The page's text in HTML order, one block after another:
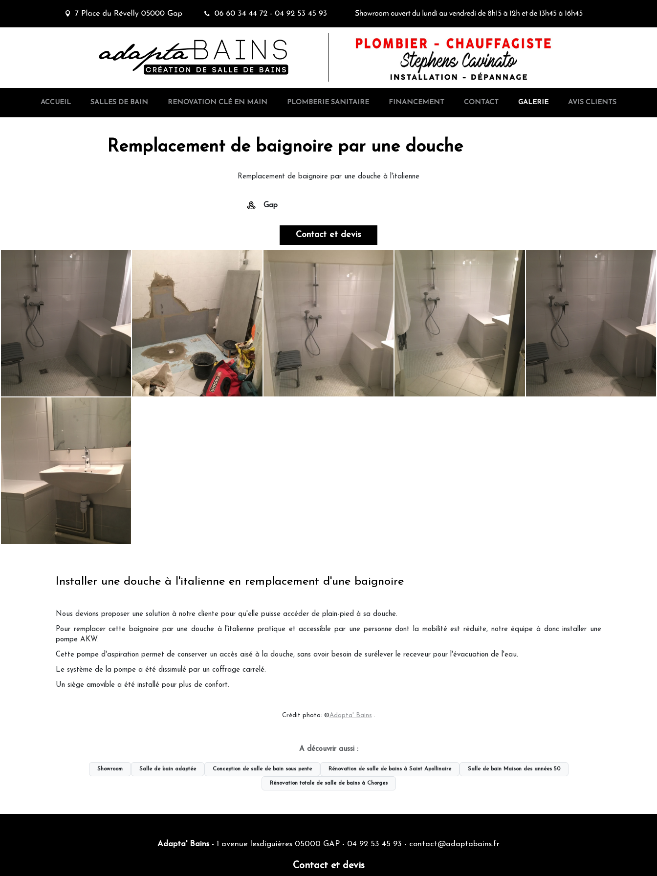
ACCUEIL SALLES DE BAIN RENOVATION CLÉ EN MAIN PLOMBERIE SANITAIRE FINANCEMENT CONTACT GALERIE AVIS CLIENTS
Remplacement de baignoire par une douche
Remplacement de baignoire par une douche à l'italienne
Gap
Contact et devis
Installer une douche à l'italienne en remplacement d'une baignoire
Nous devions proposer une solution à notre cliente pour qu'elle puisse accéder de plain-pied à sa douche.
Pour remplacer cette baignoire par une douche à l'italienne pratique et accessible par une personne dont la mobilité est réduite, notre équipe à donc installer une
pompe AKW.
Cette pompe d'aspiration permet de conserver un accès aisé à la douche, sans avoir besoin de surélever le receveur pour l'évacuation de l'eau.
Le système de la pompe a été dissimulé par un coffrage carrelé.
Un siège amovible a été installé pour plus de confort.
Crédit photo: ©Adapta' Bains .
A découvrir aussi :
Showroom Salle de bain adaptée Conception de salle de bain sous pente Rénovation de salle de bains à Saint Apollinaire Salle de bain Maison des années 50
Rénovation totale de salle de bains à Chorges
Adapta' Bains- 1 avenue lesdiguières 05000 GAP - 04 92 53 45 93 - contact@adaptabains.fr
Contact et devis